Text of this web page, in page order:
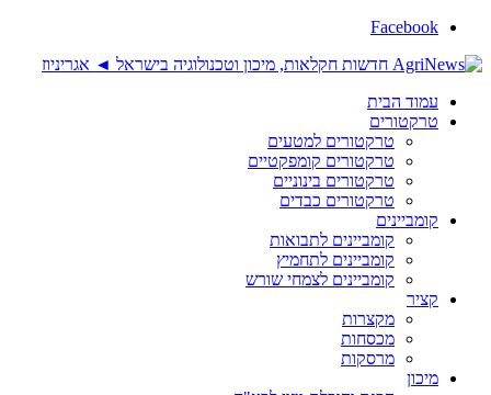
Facebook
עמוד הבית
טרקטורים
טרקטורים למטעים
טרקטורים קומפקטיים
טרקטורים בינוניים
טרקטורים כבדים
קומביינים
קומביינים לתבואות
קומביינים לתחמיץ
קומביינים לצמחי שורש
קציר
מקצרות
מכסחות
מרסקות
מיכון